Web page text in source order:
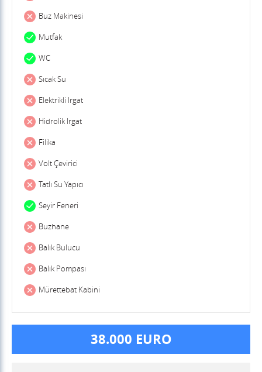
Buz Makinesi
Mutfak
WC
Sıcak Su
Elektrikli Irgat
Hidrolik Irgat
Filika
Volt Çevirici
Tatlı Su Yapıcı
Seyir Feneri
Buzhane
Balık Bulucu
Balık Pompası
Mürettebat Kabini
38.000 EURO